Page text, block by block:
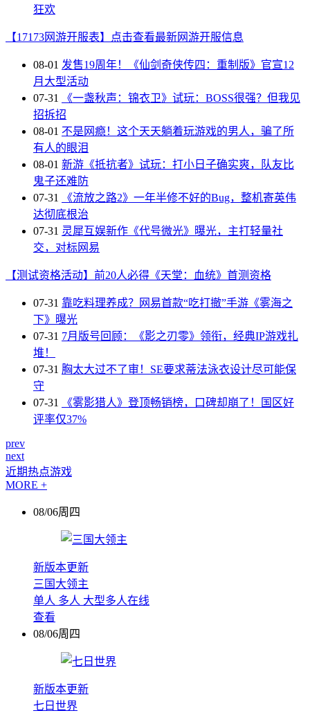
狂欢
【17173网游开服表】点击查看最新网游开服信息
08-01 发售19周年！《仙剑奇侠传四：重制版》官宣12
月大型活动
07-31
《一盏秋声：锦衣卫》试玩：BOSS很强？但我见
招拆招
08-01 不是网瘾！这个天天躺着玩游戏的男人，骗了所
有人的眼泪
08-01 新游《抵抗者》试玩：打小日子确实爽，队友比
鬼子还难防
07-31
《流放之路2》一年半修不好的Bug，整机寄英伟
达彻底根治
07-31 灵犀互娱新作《代号微光》曝光，主打轻量社
交，对标网易
【测试资格活动】前20人必得《天堂：血统》首测资格
07-31 靠吃料理养成？网易首款“吃打撤”手游《雾海之
下》曝光
07-31 7月版号回顾：《影之刃零》领衔，经典IP游戏扎
堆！
07-31 胸太大过不了审！SE要求蒂法泳衣设计尽可能保
守
07-31
《雾影猎人》登顶畅销榜，口碑却崩了！国区好
评率仅37%
prev
next
近期热点游戏
MORE +
08/06周四
新版本更新
三国大领主
单人 多人 大型多人在线
查看
08/06周四
新版本更新
七日世界